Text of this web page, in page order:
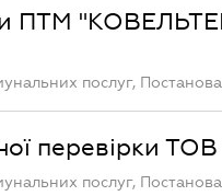
ПТМ
послуг,
перевірки
послуг,